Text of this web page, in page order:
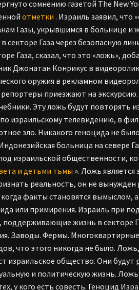
сомнению газетой The New
отметки . Израиль заявил, что
Газы, укрывшимся в больнице
секторе Газа через безопасную
Газа, сказал, что это «ложь»,
Джонатан Конрикус в
оружия в рекламном
приезжают на
Эту ложь будут повторять
израильскому телевидению, в
зло. Никакого геноцида не
израильской общественности,
и детьми тьмы ». Ложь
реальность, он не
факты становятся
или примирения. Израиль при
поддерживающие жизнь в секторе
Заводы. Фермы.
что этого никогда не было.
израильское общество. Они
и политическую жизнь.
у кого есть совесть. Геноцид